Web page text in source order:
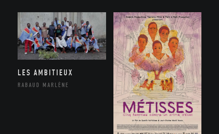
LES AMBITIEUX
RABAUD MARLÈNE